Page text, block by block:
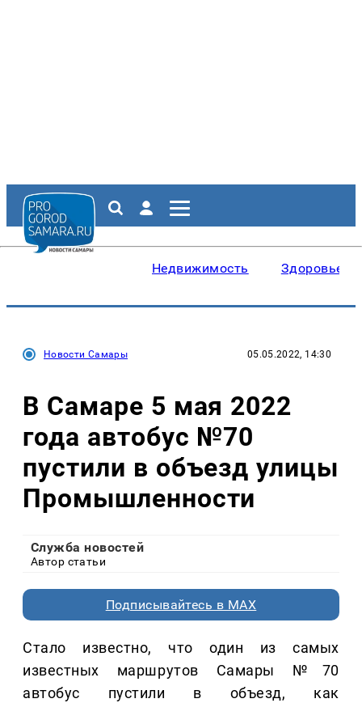
Недвижимость Здоровье
Новости Самары 05.05.2022, 14:30
В Самаре 5 мая 2022
года автобус №70
пустили в объезд улицы
Промышленности
Служба новостей
Автор статьи
Подписывайтесь в MAX
Стало известно, что один из самых
известных маршрутов Самары №70
автобус пустили в объезд, как